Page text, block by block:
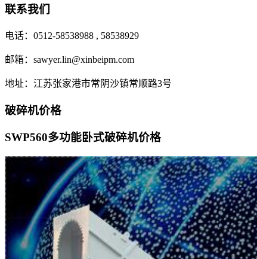
联系我们
电话：0512-58538988 , 58538929
邮箱：sawyer.lin@xinbeipm.com
地址：江苏张家港市常阴沙镇常顺路3号
破碎机价格
SWP560多功能卧式破碎机价格